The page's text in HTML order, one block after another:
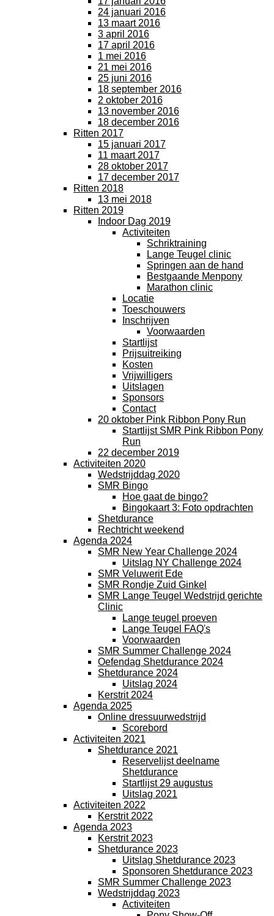
24 januari 2016
13 maart 2016
3 april 2016
17 april 2016
1 mei 2016
21 mei 2016
25 juni 2016
18 september 2016
2 oktober 2016
13 november 2016
18 december 2016
Ritten 2017
15 januari 2017
11 maart 2017
28 oktober 2017
17 december 2017
Ritten 2018
13 mei 2018
Ritten 2019
Indoor Dag 2019
Activiteiten
Schriktraining
Lange Teugel clinic
Springen aan de hand
Bestgaande Menpony
Marathon clinic
Locatie
Toeschouwers
Inschrijven
Voorwaarden
Startlijst
Prijsuitreiking
Kosten
Vrijwilligers
Uitslagen
Sponsors
Contact
20 oktober Pink Ribbon Pony Run
Startlijst SMR Pink Ribbon Pony
Run
22 december 2019
Activiteiten 2020
Wedstrijddag 2020
SMR Bingo
Hoe gaat de bingo?
Bingokaart 3: Foto opdrachten
Shetdurance
Rechtricht weekend
Agenda 2024
SMR New Year Challenge 2024
Uitslag NY Challenge 2024
SMR Veluwerit Ede
SMR Rondje Zuid Ginkel
SMR Lange Teugel Wedstrijd gerichte
Clinic
Lange teugel proeven
Lange Teugel FAQ's
Voorwaarden
SMR Summer Challenge 2024
Oefendag Shetdurance 2024
Shetdurance 2024
Uitslag 2024
Kerstrit 2024
Agenda 2025
Online dressuurwedstrijd
Scorebord
Activiteiten 2021
Shetdurance 2021
Reservelijst deelname
Shetdurance
Startlijst 29 augustus
Uitslag 2021
Activiteiten 2022
Kerstrit 2022
Agenda 2023
Kerstrit 2023
Shetdurance 2023
Uitslag Shetdurance 2023
Sponsoren Shetdurance 2023
SMR Summer Challenge 2023
Wedstrijddag 2023
Activiteiten